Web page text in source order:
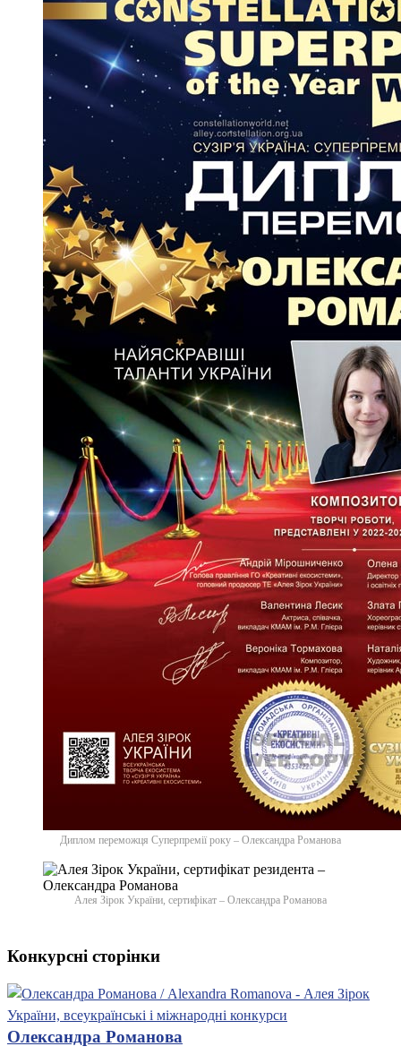
Диплом переможця Суперпремії року – Олександра Романова
Алея Зірок України, сертифікат – Олександра Романова
Конкурсні сторінки
Олександра Романова